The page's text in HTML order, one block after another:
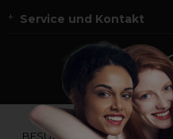
Service und Kontakt
*Du bist
BESUCHE
UNSERE